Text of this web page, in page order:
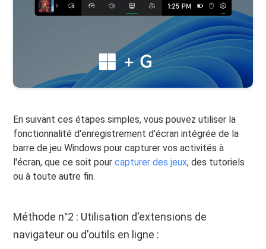
En suivant ces étapes simples, vous pouvez utiliser la
fonctionnalité d'enregistrement d'écran intégrée de la
barre de jeu Windows pour capturer vos activités à
l'écran, que ce soit pourcapturer des jeux, des tutoriels
ou à toute autre fin.
Méthode n°2 : Utilisation d'extensions de
navigateur ou d'outils en ligne :